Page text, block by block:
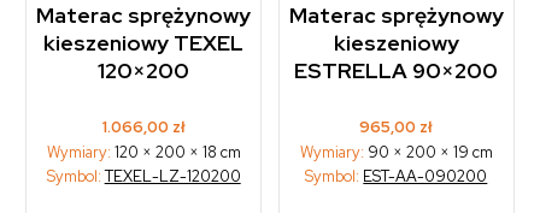
Materac sprężynowy
kieszeniowy TEXEL
120×200
1.066,00 zł
Wymiary: 120 × 200 × 18 cm
Symbol:TEXEL-LZ-120200
Materac sprężynowy
kieszeniowy
ESTRELLA 90×200
965,00 zł
Wymiary: 90 × 200 × 19 cm
Symbol: EST-AA-090200